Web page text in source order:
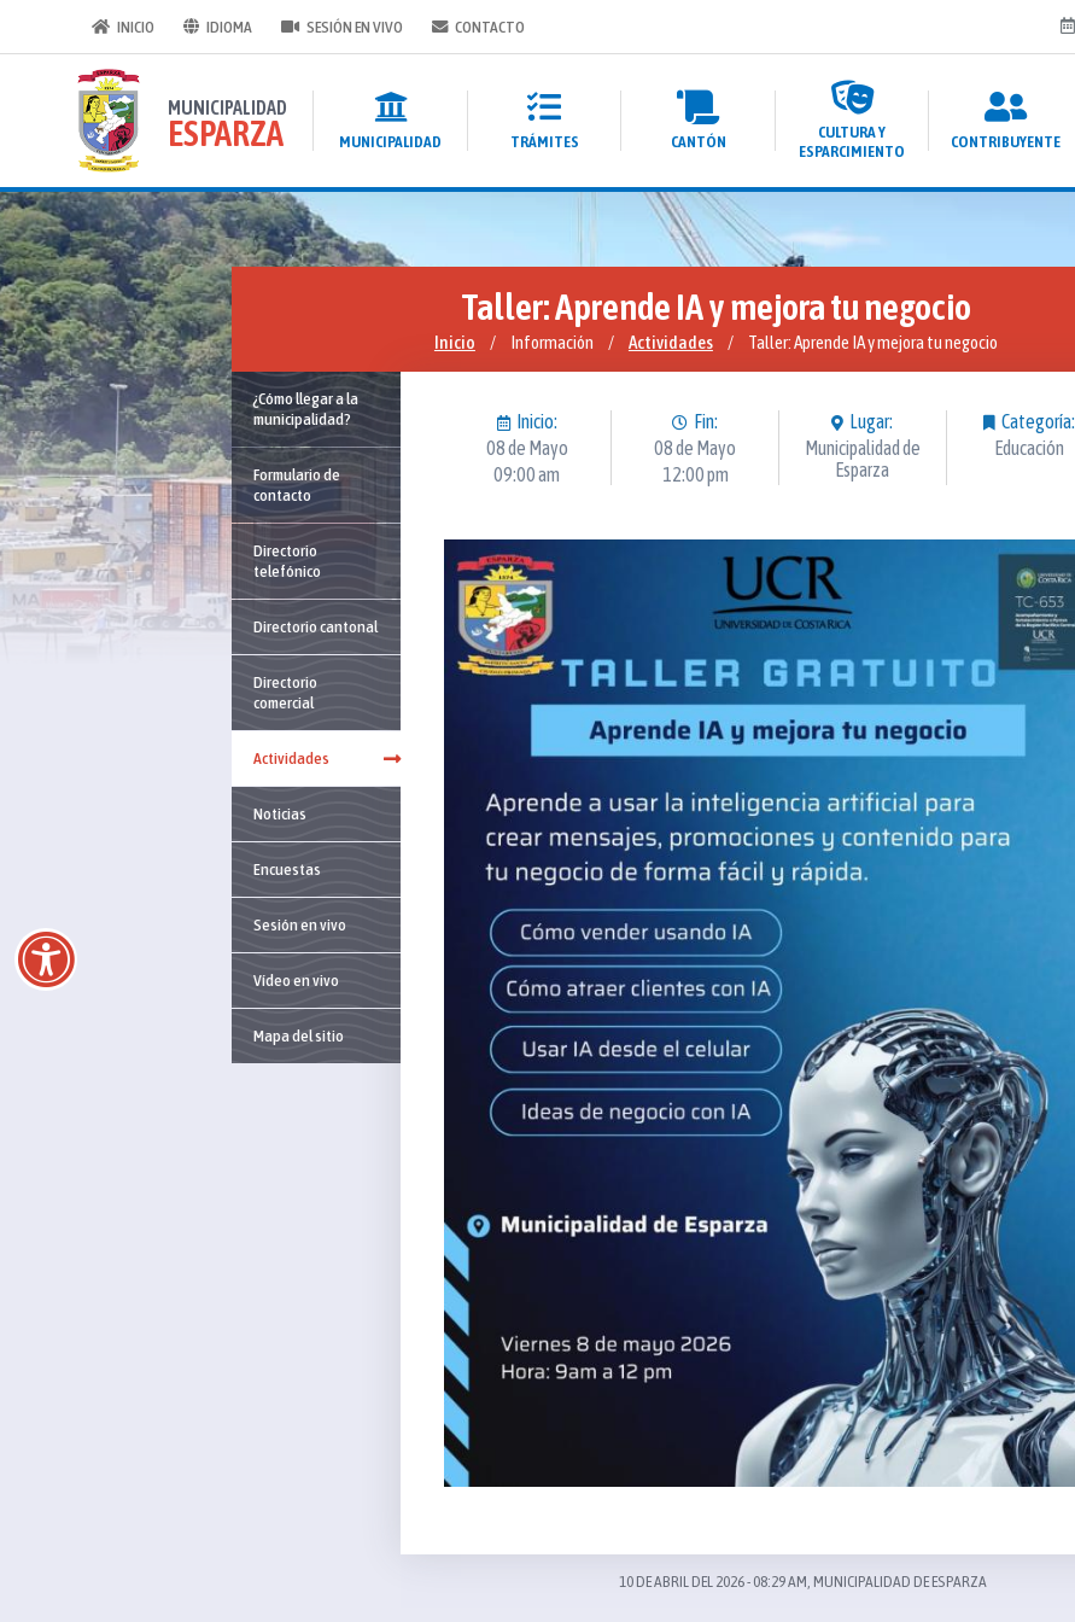
INICIO IDIOMA SESIÓN EN VIVO CONTACTO
MUNICIPALIDAD
ESPARZA MUNICIPALIDAD TRÁMITES CANTÓN
CULTURA Y
ESPARCIMIENTO
CONTRIBUYENTE
Taller: Aprende IA y mejora tu negocio
Inicio / Información / Actividades / Taller: Aprende IA y mejora tu negocio
¿Cómo llegar a la
municipalidad?
Formulario de
contacto
Directorio
telefónico
Directorio cantonal
Directorio
comercial
Actividades
Noticias
Encuestas
Sesión en vivo
Vídeo en vivo
Mapa del sitio
Inicio:
08 de Mayo
09:00 am
Fin:
08 de Mayo
12:00 pm
Lugar:
Municipalidad de
Esparza
Categoría:
Educación
10 DE ABRIL DEL 2026 - 08:29 AM, MUNICIPALIDAD DE ESPARZA